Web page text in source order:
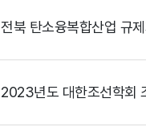
전북 탄소융복합산업 규
2023년도 대한조선학회